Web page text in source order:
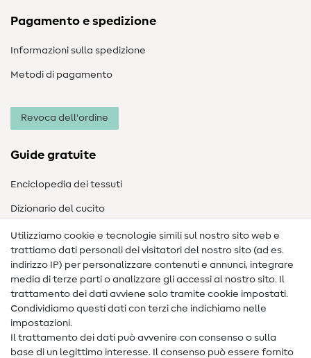
Pagamento e spedizione
Informazioni sulla spedizione
Metodi di pagamento
Revoca dell'ordine
Guide gratuite
Enciclopedia dei tessuti
Dizionario del cucito
Nähanleitungen
Assistenza e contatto
Contatto
Informazioni sul nuovo proprietario
FAQ
Utilizziamo cookie e tecnologie simili sul nostro sito web e
trattiamo dati personali dei visitatori del nostro sito (ad es.
indirizzo IP) per personalizzare contenuti e annunci, integrare
media di terze parti o analizzare gli accessi al nostro sito. Il
trattamento dei dati avviene solo tramite cookie impostati.
Condividiamo questi dati con terzi che indichiamo nelle
impostazioni.
Il trattamento dei dati può avvenire con consenso o sulla
base di un legittimo interesse. Il consenso può essere fornito